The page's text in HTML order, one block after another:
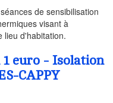
de sensibilisation
visant à
lieu d'habitation.
euro - Isolation
CAPPY